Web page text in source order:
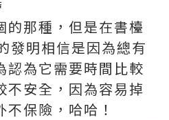
的那種，但是在書檯
發明相信是因為總有
認為它需要時間比較
不安全，因為容易掉
保險，哈哈！